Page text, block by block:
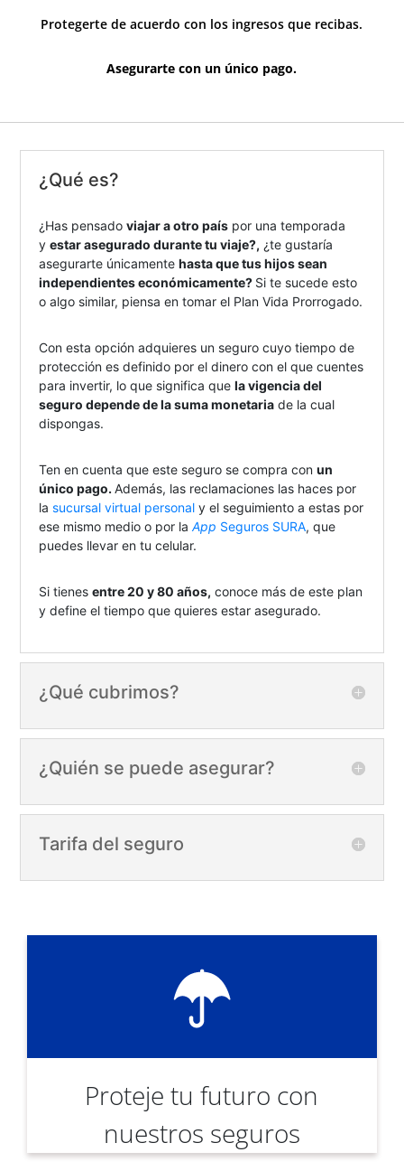
Protegerte de acuerdo con los ingresos que recibas.
Asegurarte con un único pago.​
¿Qué es?
¿Has pensadoviajar a otro país por una temporada
yestar asegurado durante tu viaje?, ¿te gustaría
asegurarte únicamentehasta que tus hijos sean
independientes económicamente? Si te sucede esto
o algo similar, piensa en tomar el Plan Vida Prorrogado.
Con esta opción adquieres un seguro cuyo tiempo de
protección es definido por el dinero con el que cuentes
para invertir, lo que significa quela vigencia del
seguro depende de la suma monetaria de la cual
dispongas.
Ten en cuenta que este seguro se compra conun
único pago.Además, las reclamaciones las haces po​​​r
lasucursal virtual personal y el seguimiento a estas por
ese mismo medio o por laApp Seguros SURA, que
puedes llevar en tu celular.
​Si tienesentre 20 y 80 años, conoce más de este plan
y define el tiempo que quieres estar asegurado.
¿Qué cubrimos?
¿Quién se puede asegurar?
Tarifa del seguro
Proteje tu futuro con
nuestros seguros